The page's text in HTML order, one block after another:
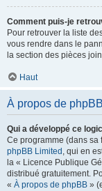
Comment puis-je
Pour retrouver la liste
vous rendre dans le
la section des pièces
Haut
À propos de phpBB
Qui a développé ce
Ce programme (dans sa
phpBB Limited , qui en
la « Licence Publique
distribué gratuitement.
« À propos de phpBB »